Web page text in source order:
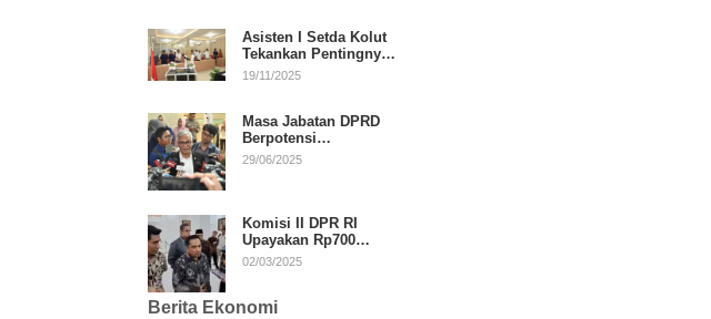
Asisten I Setda Kolut
Tekankan Pentingnya
Pendidikan Politik
19/11/2025
Masa Jabatan DPRD
Berpotensi
Diperpanjang, Aria
29/06/2025
Komisi II DPR RI
Upayakan Rp700
Miliar dari APBN
Putusan MK
02/03/2025
Berita Ekonomi